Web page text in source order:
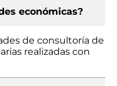
económicas?
de consultoría de
realizadas con